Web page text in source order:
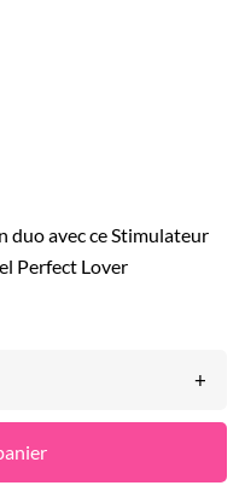
duo avec ce Stimulateur
Perfect Lover
+